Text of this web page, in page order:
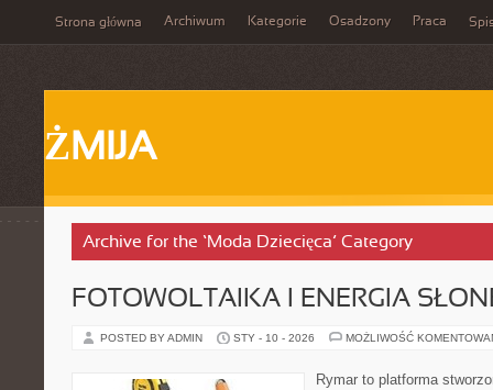
Strona główna Archiwum Kategorie Osadzony Praca
ŻMIJA
Archive for the ‘Moda Dziecięca’ Category
FOTOWOLTAIKA I ENERGIA
POSTED BY ADMIN STY - 10 - 2026 MOŻLIWOŚĆ
Rymar to platforma